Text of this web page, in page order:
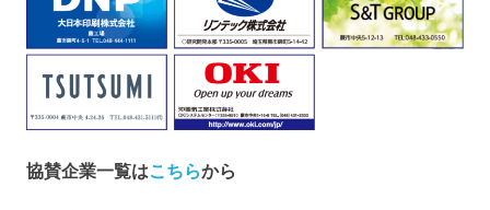
協賛企業一覧はこちらから